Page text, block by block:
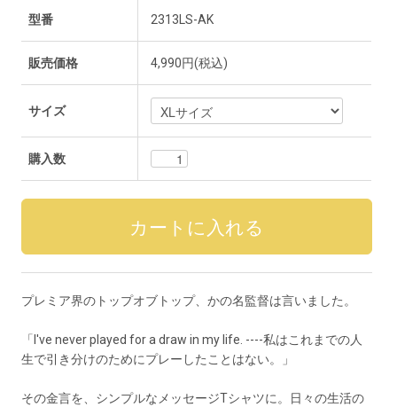
型番 2313LS-AK
販売価格 4,990円(税込)
サイズ
購入数
プレミア界のトップオブトップ、かの名監督は言いました。
「I've never played for a draw in my life. ----私はこれまでの人
生で引き分けのためにプレーしたことはない。」
その金言を、シンプルなメッセージTシャツに。日々の生活の